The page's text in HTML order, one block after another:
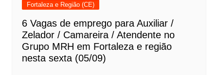
Fortaleza e Região (CE)
6 Vagas de emprego para Auxiliar /
Zelador / Camareira / Atendente no
Grupo MRH em Fortaleza e região
nesta sexta (05/09)